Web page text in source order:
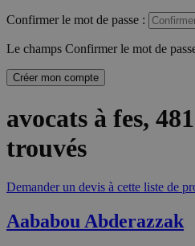
Confirmer le mot de passe :
Le champs Confirmer le mot de
Créer mon compte
avocats à fes,
trouvés
Demander un devis à cette liste de
Aababou Abderazzak